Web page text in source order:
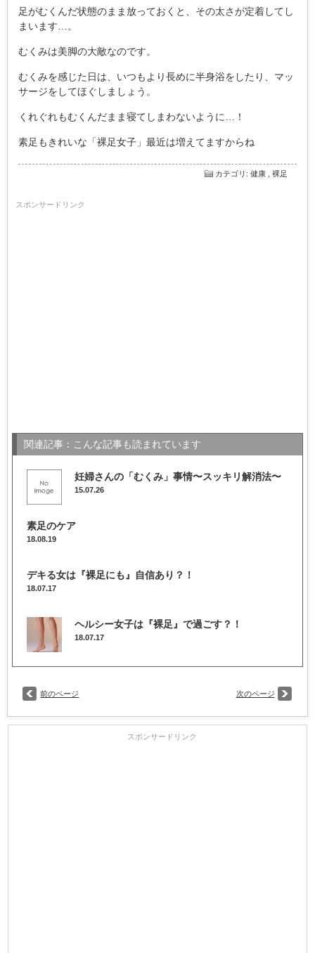
足がむくんだ状態のまま放っておくと、その太さが定着してし
まいます…。
むくみは美脚の大敵なのです。
むくみを感じた日は、いつもより長めに半身浴をしたり、マッ
サージをしてほぐしましょう。
くれぐれもむくんだまま寝てしまわないように…！
素足もきれいな「裸足女子」最近は増えてますからね
カテゴリ : 健康, 裸足
スポンサードリンク
関連記事：こんな記事も読まれています
妊婦さんの「むくみ」事情〜スッキリ解消法〜
15.07.26
素足のケア
18.08.19
デキる女は『裸足にも』自信あり？！
18.07.17
ヘルシー女子は『裸足』で過ごす？！
18.07.17
前のページ 次のページ
スポンサードリンク